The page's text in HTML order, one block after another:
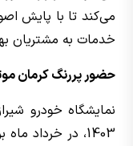
می‌کند تا با پایش
خدمات به مشتریان
حضور پررنگ کرمان
نمایشگاه خودرو
1403، در خرداد